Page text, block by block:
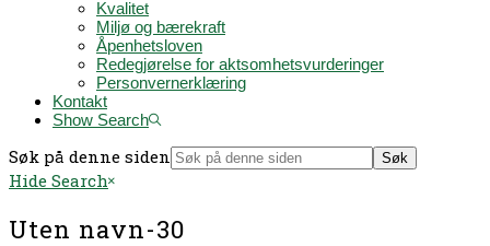
Kvalitet
Miljø og bærekraft
Åpenhetsloven
Redegjørelse for aktsomhetsvurderinger
Personvernerklæring
Kontakt
Show Search
Søk på denne siden
Hide Search
Uten navn-30